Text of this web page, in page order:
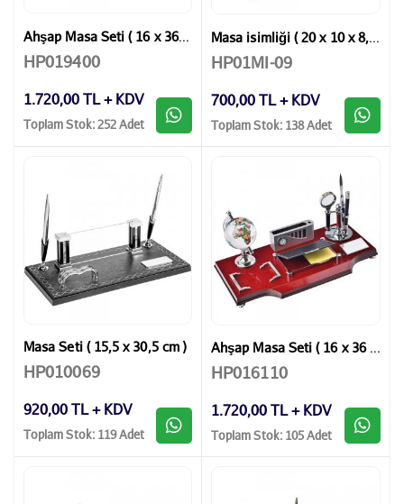
Ahşap Masa Seti ( 16 x 36 cm )
HP019400
1.720,00 TL + KDV
Toplam Stok: 252 Adet
HP01MI-09
700,00 TL + KDV
Toplam Stok: 138 Adet
Masa Seti ( 15,5 x 30,5 cm )
HP010069
920,00 TL + KDV
Toplam Stok: 119 Adet
Ahşap Masa Seti ( 16 x 36 cm )
HP016110
1.720,00 TL + KDV
Toplam Stok: 105 Adet